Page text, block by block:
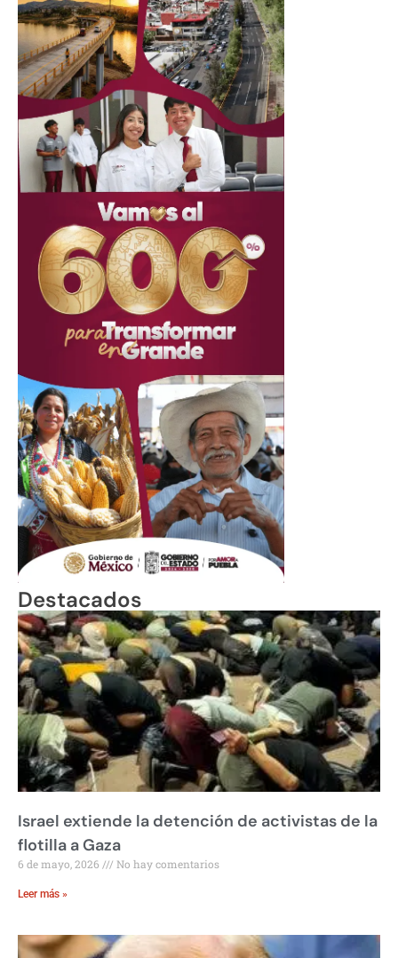
Destacados
Israel extiende la detención de activistas de la
flotilla a Gaza
6 de mayo, 2026 No hay comentarios
Leer más »